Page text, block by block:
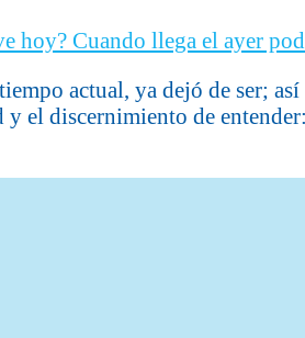
actual, ya dejó de ser;
el discernimiento de